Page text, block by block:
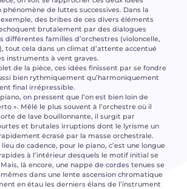
de luttes successives. Dans la
des bribes de ces divers éléments
brutalement par des dialogues
différentes familles d’orchestres (violoncelle,
tout cela dans un climat d’attente accentué
instruments à vent graves.
de la pièce, ces idées finissent par se fondre
bien rythmiquement qu’harmoniquement
final irrépressible.
on pressent que l’on est bien loin de
». Mêlé le plus souvent à l’orchestre où il
de lave bouillonnante, il surgit par
et brutales irruptions dont le lyrisme un
écrasé par la masse orchestrale.
de cadence, pour le piano, c’est une longue
à l’intérieur desquels le motif initial se
là encore, une nappe de cordes tenues se
dans une lente ascension chromatique
en étau les derniers élans de l’instrument